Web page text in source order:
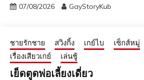
07/08/2026 GayStoryKub
ชายรักชาย สวิงกิ้ง เกย์ไบ เซ็กส์หมู่
เรื่องเสียวเกย์
เล่นชู้
เย็ดตูดพ่อเลี้ยงเดี่ยว